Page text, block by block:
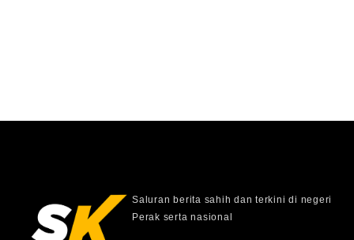
Saluran berita sahih dan terkini di negeri
Perak serta nasional